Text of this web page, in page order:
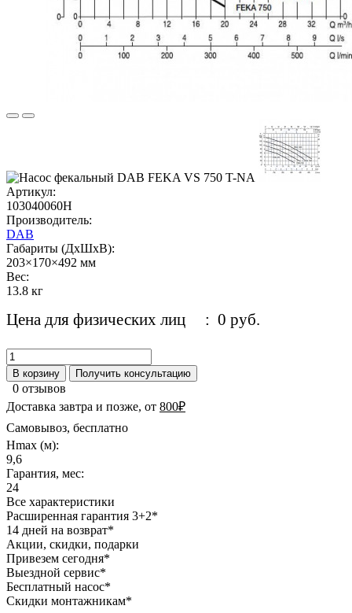
Артикул:
103040060H
Производитель:
DAB
Габариты (ДхШхВ):
203×170×492 мм
Вес:
13.8 кг
Цена для физических лиц : 0 руб.
В корзину Получить консультацию
0 отзывов
Доставка завтра и позже, от 800₽
Самовывоз, бесплатно
Hmax (м):
9,6
Гарантия, мес:
24
Все характеристики
Расширенная гарантия 3+2*
14 дней на возврат*
Акции, скидки, подарки
Привезем сегодня*
Выездной сервис*
Бесплатный насос*
Скидки монтажникам*